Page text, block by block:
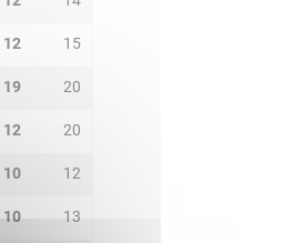
12 15
19 20
12 20
10 12
10 13